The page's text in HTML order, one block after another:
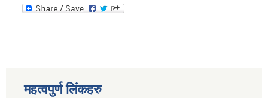
महत्वपुर्ण लिंकहरु